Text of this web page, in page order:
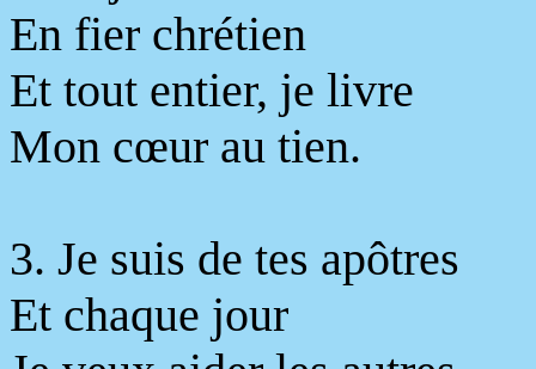
En fier chrétien
Et tout entier, je livre
Mon cœur au tien.
3. Je suis de tes apôtres
Et chaque jour